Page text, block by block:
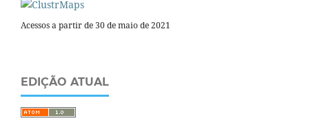
Acessos a partir de 30 de maio de 2021
EDIÇÃO ATUAL